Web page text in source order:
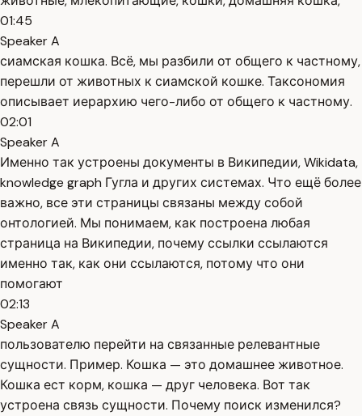
01:45
Speaker A
сиамская кошка. Всё, мы разбили от общего к частному,
перешли от животных к сиамской кошке. Таксономия
описывает иерархию чего-либо от общего к частному.
02:01
Speaker A
Именно так устроены документы в Википедии, Wikidata,
knowledge graph Гугла и других системах. Что ещё более
важно, все эти страницы связаны между собой
онтологией. Мы понимаем, как построена любая
страница на Википедии, почему ссылки ссылаются
именно так, как они ссылаются, потому что они
помогают
02:13
Speaker A
пользователю перейти на связанные релевантные
сущности. Пример. Кошка — это домашнее животное.
Кошка ест корм, кошка — друг человека. Вот так
устроена связь сущности. Почему поиск изменился?